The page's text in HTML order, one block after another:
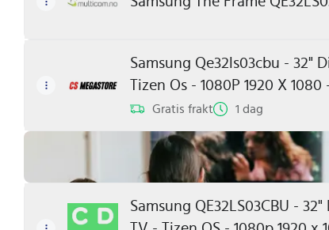
Samsung Qe32ls03cbu - 32"
Tizen Os - 1080P 1920 X
Gratis frakt 1 dag
Samsung QE32LS03CBU -